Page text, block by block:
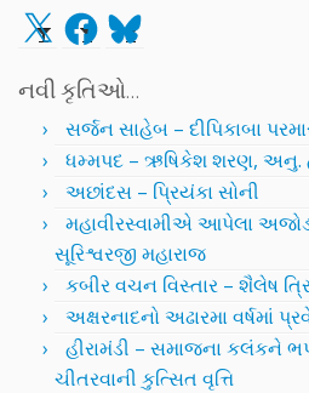
X Facebook
Bluesky
નવી કૃતિઓ…
સર્જન સાહેબ – દીપિકાબા
ધમ્મપદ – ઋષિકેશ શરણ, અનુ.
અછાંદસ – પ્રિયંકા સોની
મહાવીરસ્વામીએ આપેલા અજોડ
સૂરિશ્વરજી મહારાજ
કબીર વચન વિસ્તાર – શૈલેષ
અક્ષરનાદનો અઢારમા વર્ષમાં
હીરામંડી – સમાજના કલંકને
ચીતરવાની કુત્સિત વૃત્તિ